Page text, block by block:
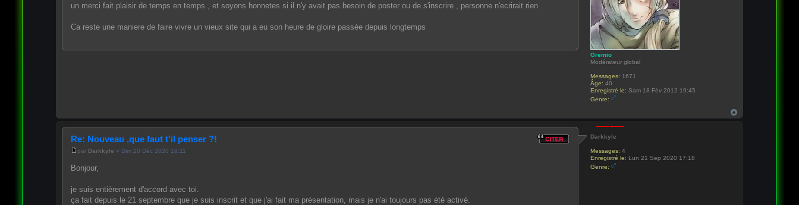
un merci fait plaisir de temps en temps , et soyons honnetes si il n'y avait pas besoin de poster ou de s'inscrire , personne n'ecrirait rien .
Ca reste une maniere de faire vivre un vieux site qui a eu son heure de gloire passée depuis longtemps
Gremio
Modérateur global
Messages: 1671
Âge: 40
Enregistré le: Sam 18 Fév 2012 19:45
Genre:
Re: Nouveau ,que faut t'il penser ?!
par Darkkyle » Dim 20 Déc 2020 18:11
Bonjour,
je suis entièrement d'accord avec toi.
ça fait depuis le 21 septembre que je suis inscrit et que j'ai fait ma présentation, mais je n'ai toujours pas été activé.
Darkkyle
Messages: 4
Enregistré le: Lun 21 Sep 2020 17:18
Genre: